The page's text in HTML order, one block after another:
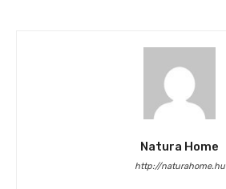
Natura Home
http://naturahome.hu